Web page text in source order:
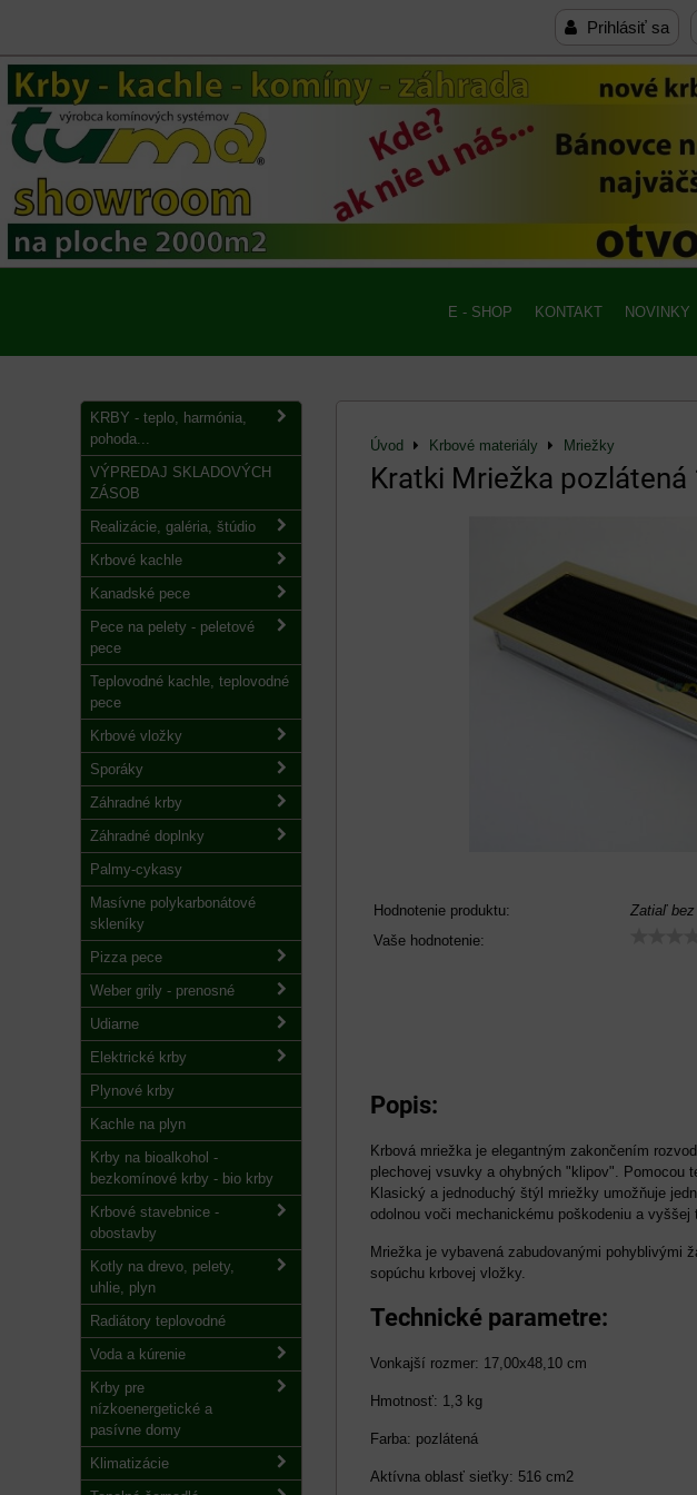
Prihlásiť sa
E - SHOP KONTAKT NOVINKY
Úvod Krbové materiály Mriežky
Kratki Mriežka pozlátená
Hodnotenie produktu:
Zatiaľ
Vaše hodnotenie:
Popis:
Krbová mriežka je elegantným zakončením
plechovej vsuvky a ohybných "klipov". Pomocou
Klasický a jednoduchý štýl mriežky umožňuje
odolnou voči mechanickému poškodeniu a
Mriežka je vybavená zabudovanými pohyblivými
sopúchu krbovej vložky.
Technické parametre:
Vonkajší rozmer: 17,00x48,10 cm
Hmotnosť: 1,3 kg
Farba: pozlátená
Aktívna oblasť sieťky: 516 cm2
KRBY - teplo, harmónia,
pohoda...
VÝPREDAJ SKLADOVÝCH
ZÁSOB
Realizácie, galéria, štúdio
Krbové kachle
Kanadské pece
Pece na pelety - peletové
pece
Teplovodné kachle, teplovodné
pece
Krbové vložky
Sporáky
Záhradné krby
Záhradné doplnky
Palmy-cykasy
Masívne polykarbonátové
skleníky
Pizza pece
Weber grily - prenosné
Udiarne
Elektrické krby
Plynové krby
Kachle na plyn
Krby na bioalkohol -
bezkomínové krby - bio krby
Krbové stavebnice -
obostavby
Kotly na drevo, pelety,
uhlie, plyn
Radiátory teplovodné
Voda a kúrenie
Krby pre
nízkoenergetické a
pasívne domy
Klimatizácie